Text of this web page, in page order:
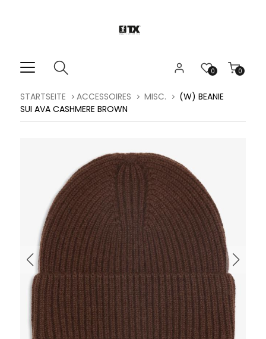
0
0
STARTSEITE ACCESSOIRES MISC.
(W) BEANIE
SUI AVA CASHMERE BROWN